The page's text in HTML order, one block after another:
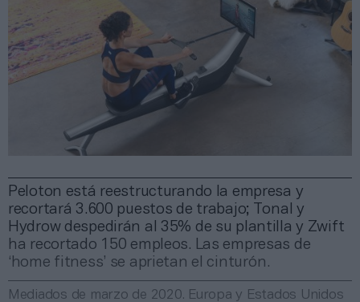
Peloton está reestructurando la empresa y
recortará 3.600 puestos de trabajo; Tonal y
Hydrow despedirán al 35% de su plantilla y Zwift
ha recortado 150 empleos. Las empresas de
‘home fitness’ se aprietan el cinturón.
Mediados de marzo de 2020. Europa y Estados Unidos